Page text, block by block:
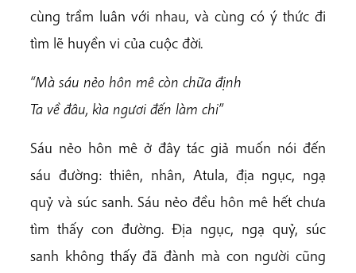
cùng trầm luân với nhau, và cùng có ý thức đi
tìm lẽ huyền vi của cuộc đời.
“Mà sáu nẻo hôn mê còn chữa định
Ta về đâu, kìa ngươi đến làm chi”
Sáu nẻo hôn mê ở đây tác giả muốn nói đến
sáu đường: thiên, nhân, Atula, địa ngục, ngạ
quỷ và súc sanh. Sáu nẻo đều hôn mê hết chưa
tìm thấy con đường. Địa ngục, ngạ quỷ, súc
sanh không thấy đã đành mà con người cũng